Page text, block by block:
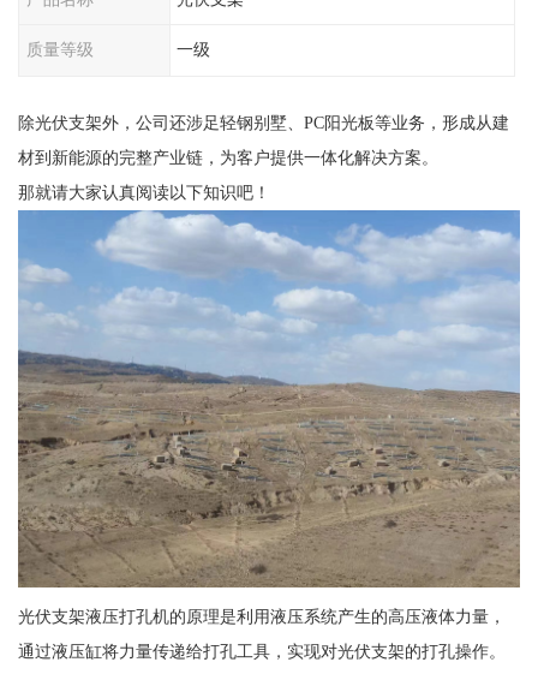
质量等级 一级
除光伏支架外，公司还涉足轻钢别墅、PC阳光板等业务，形成从建
材到新能源的完整产业链，为客户提供一体化解决方案。
那就请大家认真阅读以下知识吧！
光伏支架液压打孔机的原理是利用液压系统产生的高压液体力量，
通过液压缸将力量传递给打孔工具，实现对光伏支架的打孔操作。